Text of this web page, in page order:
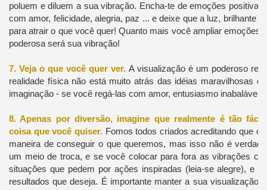
poluem e diluem a sua vibração. Encha-te de emoções
com amor, felicidade, alegria, paz ... e deixe que a luz, brilhante
para atrair o que você quer! Quanto mais você ampliar emoções
poderosa será sua vibração!
7. Veja o que você quer ver.A visualização é um poderoso
realidade física não está muito atrás das idéias maravilhosas
imaginação - se você regá-las com amor, entusiasmo inabalável
8. Apenas por diversão, imagine que realmente é tão fácil
coisa que você quiser.Fomos todos criados acreditando que o
maneira de conseguir o que queremos, mas isso não é
um meio de troca, e se você colocar para fora as vibrações
situações que pedem por ações inspiradas (leia-se alegre), e
resultados que deseja. É importante manter a sua visualização